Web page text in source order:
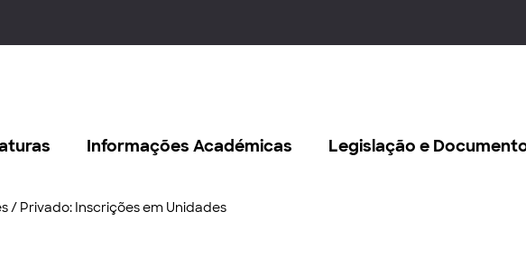
Informações Académicas Legislação e
/ Privado: Inscrições em Unidades